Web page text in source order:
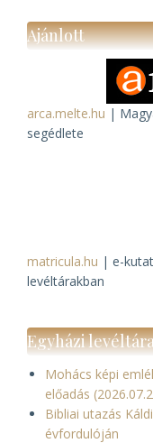
Ajánlott
arca.melte.hu |
segédlete
matricula.hu | e-
levéltárakban
Egyházi
Mohács képi
előadás
Bibliai utazás
évfordulóján